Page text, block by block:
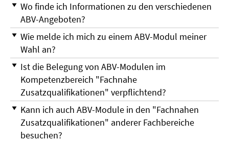
Wo finde ich Informationen zu den verschiedenen
ABV-Angeboten?
Wie melde ich mich zu einem ABV-Modul meiner
Wahl an?
Ist die Belegung von ABV-Modulen im
Kompetenzbereich "Fachnahe
Zusatzqualifikationen" verpflichtend?
Kann ich auch ABV-Module in den "Fachnahen
Zusatzqualifikationen" anderer Fachbereiche
besuchen?